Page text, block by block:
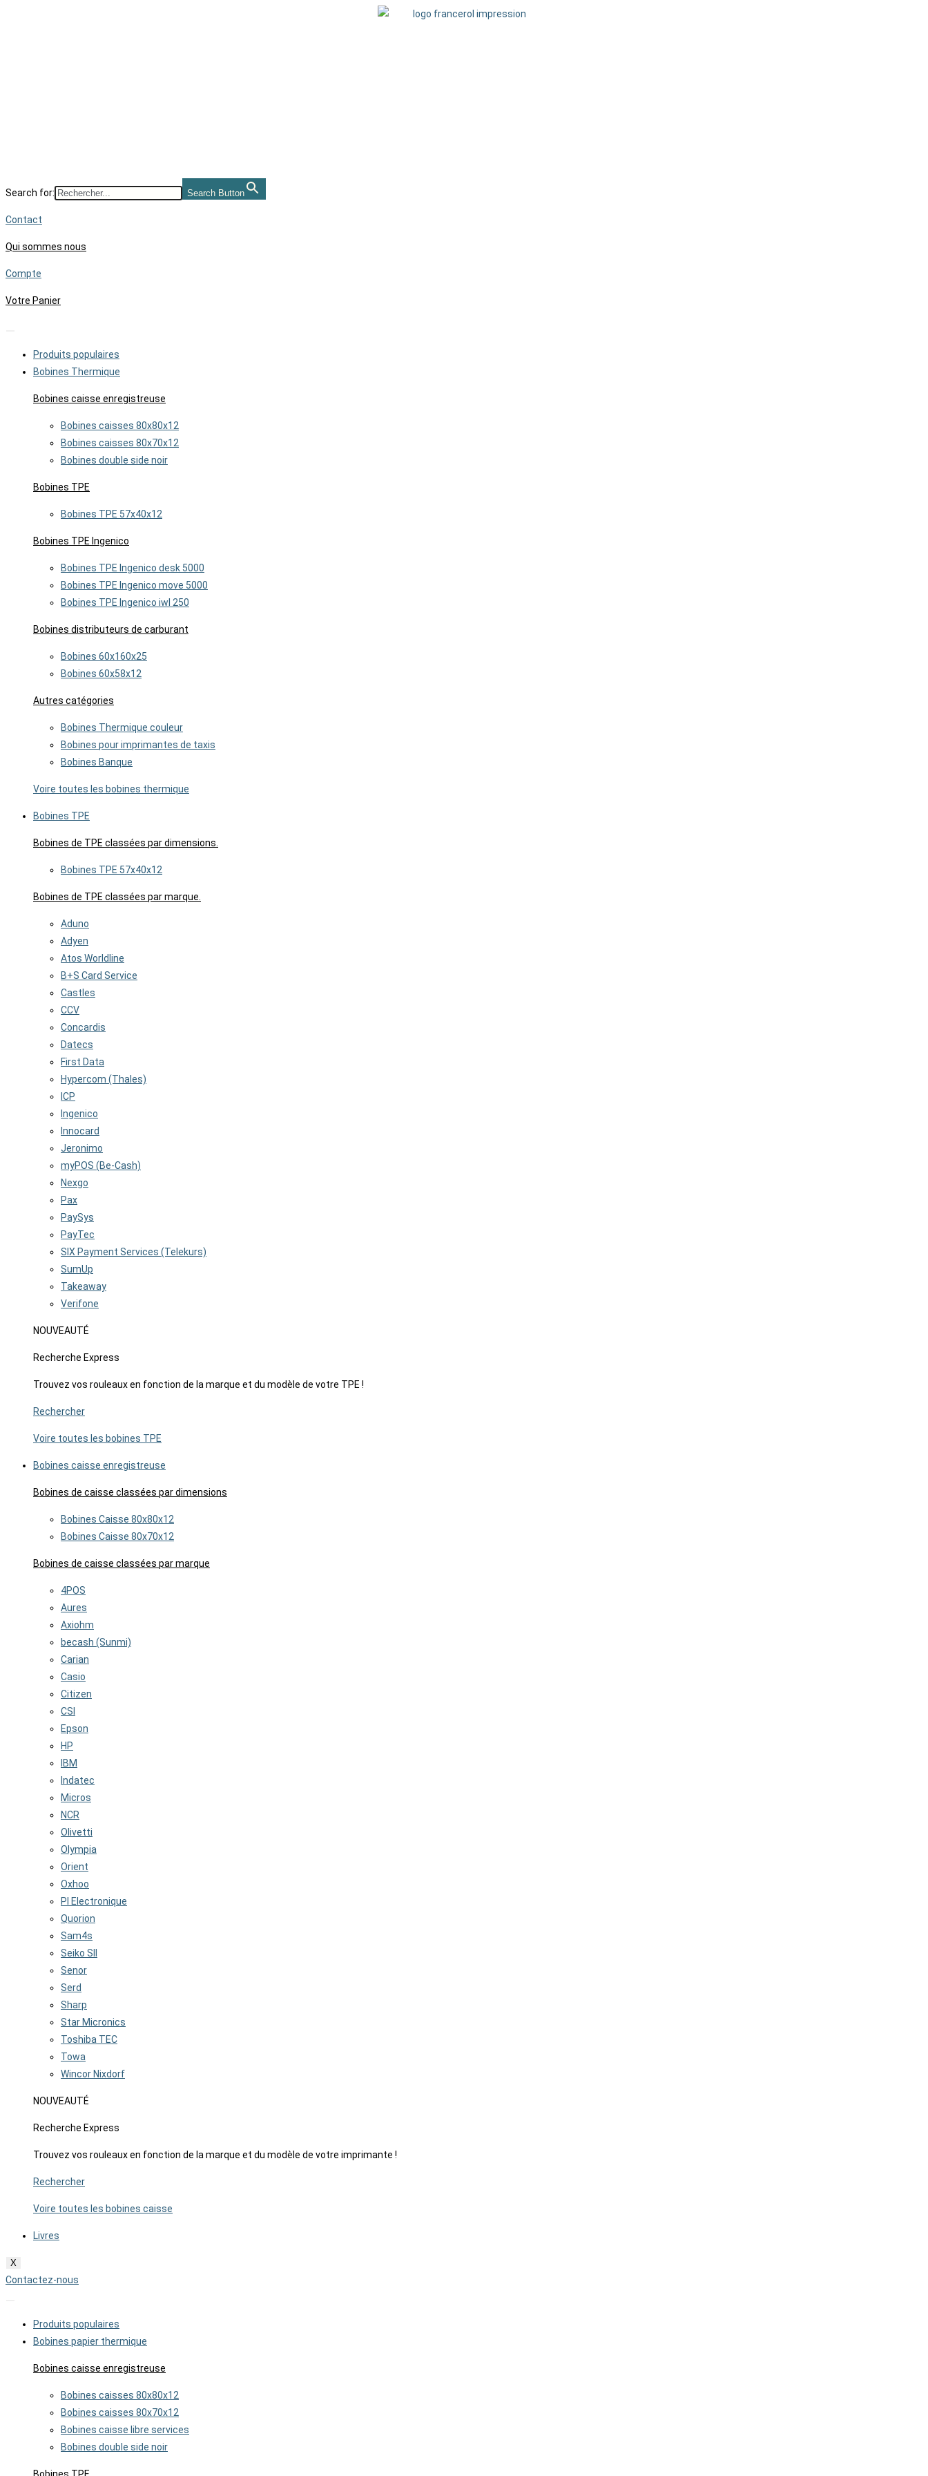
Search for: Search Button
Contact
Qui sommes nous
Compte
Votre Panier
Produits populaires
Bobines Thermique
Bobines caisse enregistreuse
Bobines caisses 80x80x12
Bobines caisses 80x70x12
Bobines double side noir
Bobines TPE
Bobines TPE 57x40x12
Bobines TPE Ingenico
Bobines TPE Ingenico desk 5000
Bobines TPE Ingenico move 5000
Bobines TPE Ingenico iwl 250
Bobines distributeurs de carburant
Bobines 60x160x25
Bobines 60x58x12
Autres catégories
Bobines Thermique couleur
Bobines pour imprimantes de taxis
Bobines Banque
Voire toutes les bobines thermique
Bobines TPE
Bobines de TPE classées par dimensions.
Bobines TPE 57x40x12
Bobines de TPE classées par marque.
Aduno
Adyen
Atos Worldline
B+S Card Service
Castles
CCV
Concardis
Datecs
First Data
Hypercom (Thales)
ICP
Ingenico
Innocard
Jeronimo
myPOS (Be-Cash)
Nexgo
Pax
PaySys
PayTec
SIX Payment Services (Telekurs)
SumUp
Takeaway
Verifone
NOUVEAUTÉ
Recherche Express
Trouvez vos rouleaux en fonction de la marque et du modèle de votre TPE !
Rechercher
Voire toutes les bobines TPE
Bobines caisse enregistreuse
Bobines de caisse classées par dimensions
Bobines Caisse 80x80x12
Bobines Caisse 80x70x12
Bobines de caisse classées par marque
4POS
Aures
Axiohm
becash (Sunmi)
Carian
Casio
Citizen
CSI
Epson
HP
IBM
Indatec
Micros
NCR
Olivetti
Olympia
Orient
Oxhoo
PI Electronique
Quorion
Sam4s
Seiko SII
Senor
Serd
Sharp
Star Micronics
Toshiba TEC
Towa
Wincor Nixdorf
NOUVEAUTÉ
Recherche Express
Trouvez vos rouleaux en fonction de la marque et du modèle de votre imprimante !
Rechercher
Voire toutes les bobines caisse
Livres
X
Contactez-nous
Produits populaires
Bobines papier thermique
Bobines caisse enregistreuse
Bobines caisses 80x80x12
Bobines caisses 80x70x12
Bobines caisse libre services
Bobines double side noir